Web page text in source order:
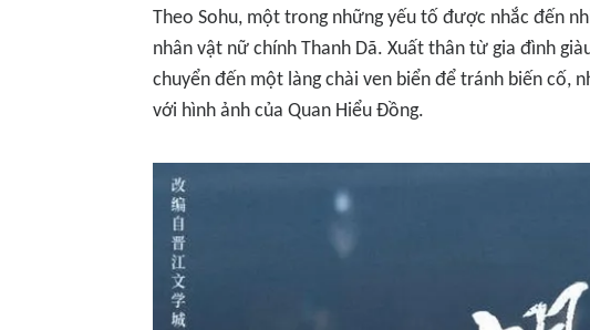
Theo Sohu, một trong những yếu tố được nhắc đến
nhân vật nữ chính Thanh Dã. Xuất thân từ gia đình
chuyển đến một làng chài ven biển để tránh biến cố,
với hình ảnh của Quan Hiểu Đồng.